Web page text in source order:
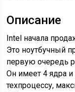
Описание
Intel начала
Это ноутбучный
первую очередь
Он имеет 4 ядра и
техпроцессу,